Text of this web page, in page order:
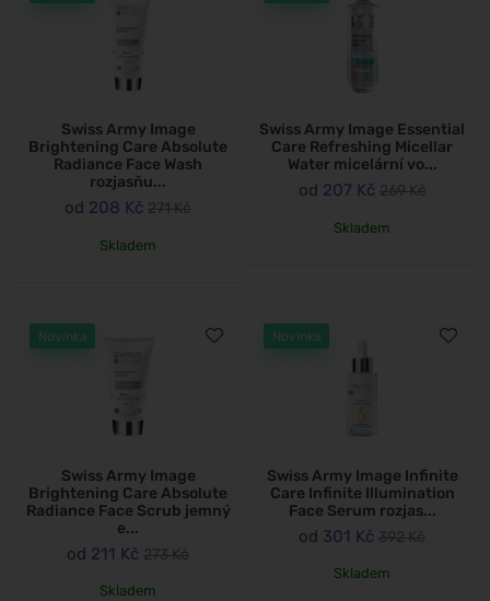
Swiss Army Image
Brightening Care Absolute
Radiance Face Wash
rozjasňu...
od 208 Kč 271 Kč
Skladem
Swiss Army Image Essential
Care Refreshing Micellar
Water micelární vo...
od 207 Kč 269 Kč
Skladem
Novinka
Swiss Army Image
Brightening Care Absolute
Radiance Face Scrub jemný
e...
od 211 Kč 273 Kč
Skladem
Novinka
Swiss Army Image Infinite
Care Infinite Illumination
Face Serum rozjas...
od 301 Kč 392 Kč
Skladem